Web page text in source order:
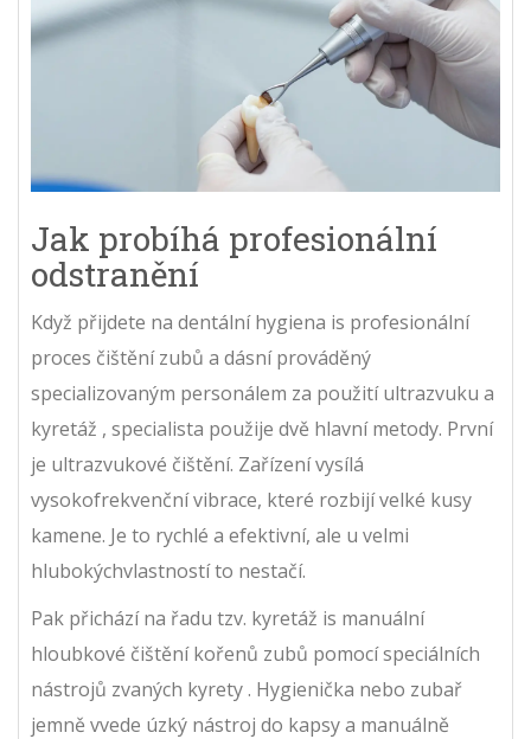
Jak probíhá profesionální
odstranění
Když přijdete na dentální hygiena is profesionální
proces čištění zubů a dásní prováděný
specializovaným personálem za použití ultrazvuku a
kyretáž , specialista použije dvě hlavní metody. První
je ultrazvukové čištění. Zařízení vysílá
vysokofrekvenční vibrace, které rozbijí velké kusy
kamene. Je to rychlé a efektivní, ale u velmi
hlubokýchvlastností to nestačí.
Pak přichází na řadu tzv. kyretáž is manuální
hloubkové čištění kořenů zubů pomocí speciálních
nástrojů zvaných kyrety. Hygienička nebo zubař
jemně vvede úzký nástroj do kapsy a manuálně